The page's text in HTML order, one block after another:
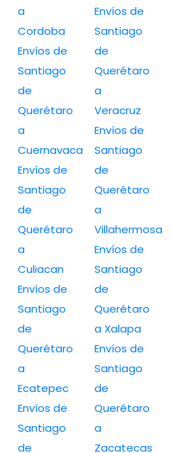
a
Cordoba
Envíos de
Santiago
de
Querétaro
a
Cuernavaca
Envíos de
Santiago
de
Querétaro
a
Culiacan
Envíos de
Santiago
de
Querétaro
a
Ecatepec
Envíos de
Santiago
de
Envíos de
Santiago
de
Querétaro
a
Veracruz
Envíos de
Santiago
de
Querétaro
a
Villahermosa
Envíos de
Santiago
de
Querétaro
a Xalapa
Envíos de
Santiago
de
Querétaro
a
Zacatecas